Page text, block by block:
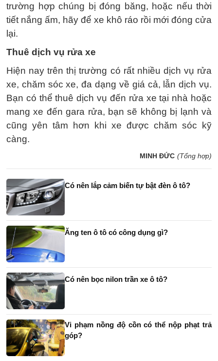
trường hợp chúng bị đóng băng, hoặc nếu thời
tiết nắng ấm, hãy để xe khô ráo rồi mới đóng cửa
lại.
Thuê dịch vụ rửa xe
Hiện nay trên thị trường có rất nhiều dịch vụ rửa
xe, chăm sóc xe, đa dạng về giá cả, lẫn dịch vụ.
Bạn có thể thuê dịch vụ đến rửa xe tại nhà hoặc
mang xe đến gara rửa, bạn sẽ không bị lạnh và
cũng yên tâm hơn khi xe được chăm sóc kỹ
càng.
MINH ĐỨC (Tổng hợp)
Có nên lắp cảm biến tự bật đèn ô tô?
Ăng ten ô tô có công dụng gì?
Có nên bọc nilon trần xe ô tô?
Vi phạm nồng độ cồn có thể nộp phạt trả
góp?